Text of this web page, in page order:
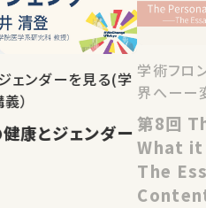
ェンダーを見る(学
）
ろの健康とジェンダー
学術フロ
界へーー
第8回 The Personal Voice in
What it
The